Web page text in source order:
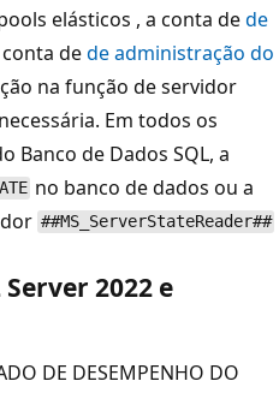
elásticos , a conta dede
conta dede administração do
na função de servidor
Em todos os
Banco de Dados SQL, a
no banco de dados ou a
##MS_ServerStateReader##
2022 e
DE DESEMPENHO DO